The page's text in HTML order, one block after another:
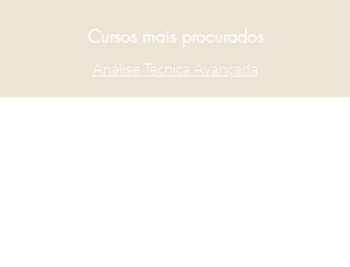
Cursos mais procurados
Análise Técnica Avançada